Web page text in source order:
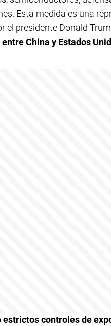
Esta medida es una
el presidente Donald
China y Estados
estrictos controles de